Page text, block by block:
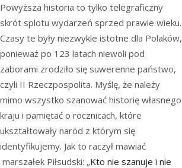
Powyższa historia to tylko telegraficzny
skrót splotu wydarzeń sprzed prawie wieku.
Czasy te były niezwykle istotne dla Polaków,
ponieważ po 123 latach niewoli pod
zaborami zrodziło się suwerenne państwo,
czyli II Rzeczpospolita. Myślę, że należy
mimo wszystko szanować historię własnego
kraju i pamiętać o rocznicach, które
ukształtowały naród z którym się
identyfikujemy. Jak to raczył mawiać
marszałek Piłsudski: „Kto nie szanuje i nie